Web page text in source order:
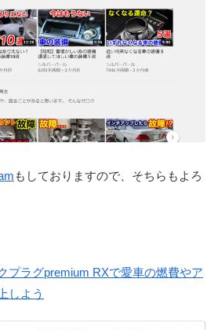
もしておりますので、そちらもよろ
プラグpremium RXで愛車の燃費やア
しよう